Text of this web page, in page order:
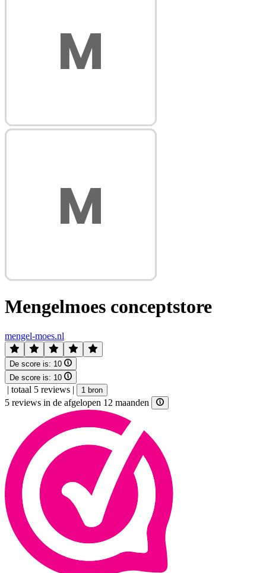
Mengelmoes conceptstore
mengel-moes.nl
De score is: 10
De score is: 10
| totaal 5 reviews | 1 bron
5 reviews in de afgelopen 12 maanden